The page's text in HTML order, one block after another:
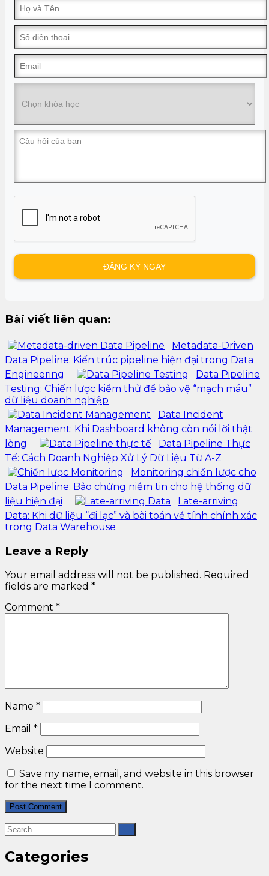
Bài viết liên quan:
Metadata-Driven
Data Pipeline: Kiến trúc pipeline hiện đại trong Data
Engineering
Data Pipeline
Testing: Chiến lược kiểm thử để bảo vệ “mạch máu”
dữ liệu doanh nghiệp
Data Incident
Management: Khi Dashboard không còn nói lời thật
lòng
Data Pipeline Thực
Tế: Cách Doanh Nghiệp Xử Lý Dữ Liệu Từ A-Z
Monitoring chiến lược cho
Data Pipeline: Bảo chứng niềm tin cho hệ thống dữ
liệu hiện đại
Late-arriving
Data: Khi dữ liệu “đi lạc” và bài toán về tính chính xác
trong Data Warehouse
Leave a Reply
Your email address will not be published. Required
fields are marked *
Comment *
Name *
Email *
Website
Save my name, email, and website in this browser
for the next time I comment.
Categories